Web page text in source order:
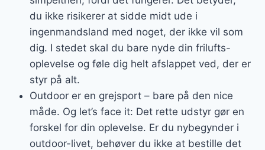
du ikke risikerer at sidde midt ude i
ingenmandsland med noget, der ikke vil som
dig. I stedet skal du bare nyde din frilufts-
oplevelse og føle dig helt afslappet ved, der er
styr på alt.
Outdoor er en grejsport – bare på den nice
måde. Og let’s face it: Det rette udstyr gør en
forskel for din oplevelse. Er du nybegynder i
outdoor-livet, behøver du ikke at bestille det